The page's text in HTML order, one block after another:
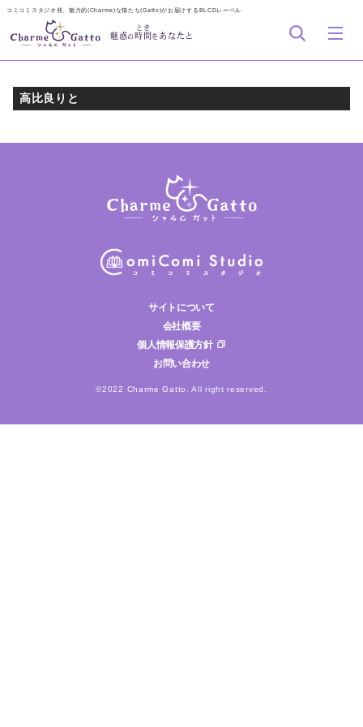
コミコミスタジオ発、魅力的(Charme)な猫たち(Gatto)がお届けするBLCDレーベル
魅惑の 時間
とき
を あなたと
高比良りと
サイトについて
会社概要
個人情報保護方針
お問い合わせ
©2022 Charme Gatto. All right reserved.